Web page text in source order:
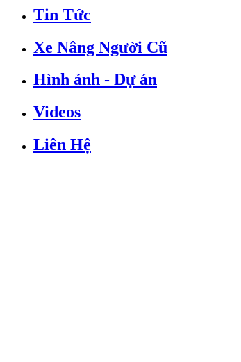
Tin Tức
Xe Nâng Người Cũ
Hình ảnh - Dự án
Videos
Liên Hệ